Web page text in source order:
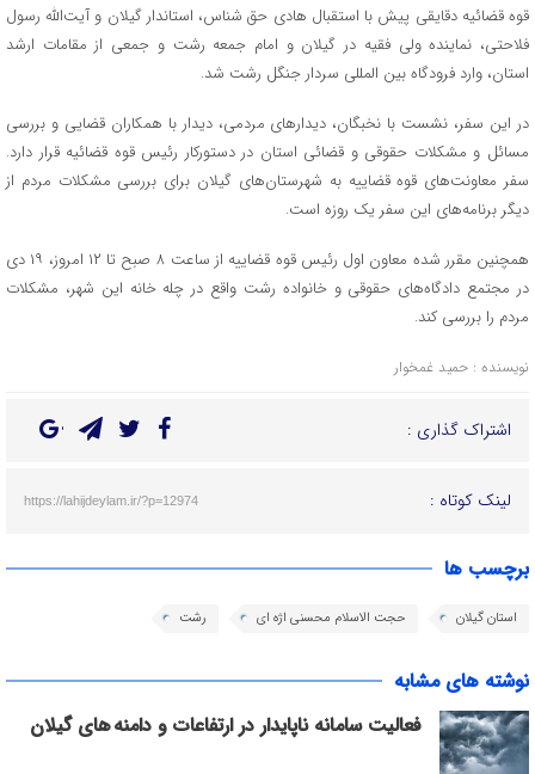
قوه قضائیه دقایقی پیش با استقبال هادی حق شناس، استاندار گیلان و آیت‌الله رسول
فلاحتی، نماینده ولی فقیه در گیلان و امام جمعه رشت و جمعی از مقامات ارشد
استان، وارد فرودگاه بین المللی سردار جنگل رشت شد.
در این سفر، نشست با نخبگان، دیدارهای مردمی، دیدار با همکاران قضایی و بررسی
مسائل و مشکلات حقوقی و قضائی استان در دستورکار رئیس قوه قضائیه قرار دارد.
سفر معاونت‌های قوه قضاییه به شهرستان‌های گیلان برای بررسی مشکلات مردم از
دیگر برنامه‌های این سفر یک روزه است.
همچنین مقرر شده معاون اول رئیس قوه قضاییه از ساعت ۸ صبح تا ۱۲ امروز، ۱۹ دی
در مجتمع دادگاه‌های حقوقی و خانواده رشت واقع در چله‌ خانه این شهر، مشکلات
مردم را بررسی کند.
نویسنده : حمید غمخوار
اشتراک گذاری :
لینک کوتاه : https://lahijdeylam.ir/?p=12974
برچسب ها
استان گیلان حجت الاسلام محسنی اژه ای رشت
نوشته های مشابه
فعالیت سامانه ناپایدار در ارتفاعات و دامنه های گیلان